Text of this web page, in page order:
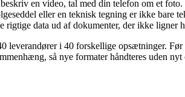
en video, tal med din telefon om et
eller en teknisk tegning er ikke bare
data ud af dokumenter, der ikke ligner
leverandører i 40 forskellige opsætninger.
så nye formater håndteres uden